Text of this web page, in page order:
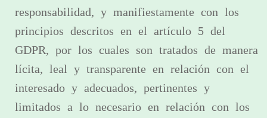
responsabilidad, y manifiestamente con los
principios descritos en el artículo 5 del
GDPR, por los cuales son tratados de manera
lícita, leal y transparente en relación con el
interesado y adecuados, pertinentes y
limitados a lo necesario en relación con los